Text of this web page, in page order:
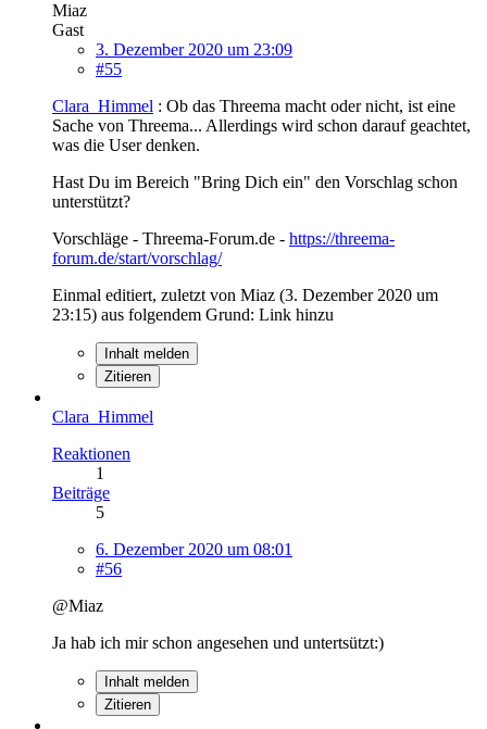
Miaz
Gast
3. Dezember 2020 um 23:09
#55
Clara_Himmel : Ob das Threema macht oder nicht, ist eine
Sache von Threema... Allerdings wird schon darauf geachtet,
was die User denken.
Hast Du im Bereich "Bring Dich ein" den Vorschlag schon
unterstützt?
Vorschläge - Threema-Forum.de - https://threema-
forum.de/start/vorschlag/
Einmal editiert, zuletzt von Miaz (3. Dezember 2020 um
23:15) aus folgendem Grund: Link hinzu
Inhalt melden
Zitieren
Clara_Himmel
Reaktionen
1
Beiträge
5
6. Dezember 2020 um 08:01
#56
@Miaz
Ja hab ich mir schon angesehen und untertsützt:)
Inhalt melden
Zitieren